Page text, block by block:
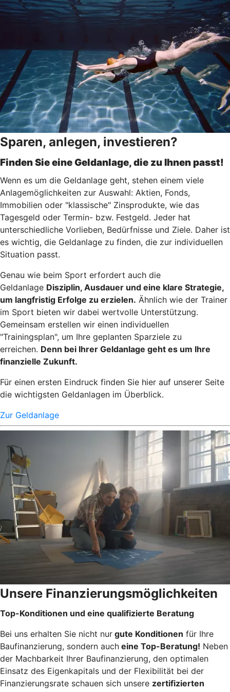
Sparen, anlegen, investieren?
Finden Sie eine Geldanlage, die zu Ihnen passt!
Wenn es um die Geldanlage geht, stehen einem viele
Anlagemöglichkeiten zur Auswahl: Aktien, Fonds,
Immobilien oder "klassische" Zinsprodukte, wie das
Tagesgeld oder Termin- bzw. Festgeld. Jeder hat
unterschiedliche Vorlieben, Bedürfnisse und Ziele. Daher ist
es wichtig, die Geldanlage zu finden, die zur individuellen
Situation passt.
Genau wie beim Sport erfordert auch die
Geldanlage Disziplin, Ausdauer und eine klare Strategie,
um langfristig Erfolge zu erzielen. Ähnlich wie der Trainer
im Sport bieten wir dabei wertvolle Unterstützung.
Gemeinsam erstellen wir einen individuellen
"Trainingsplan", um Ihre geplanten Sparziele zu
erreichen. Denn bei Ihrer Geldanlage geht es um Ihre
finanzielle Zukunft.
Für einen ersten Eindruck finden Sie hier auf unserer Seite
die wichtigsten Geldanlagen im Überblick.
Zur Geldanlage
Unsere Finanzierungsmöglichkeiten
Top-Konditionen und eine qualifizierte Beratung
Bei uns erhalten Sie nicht nur gute Konditionen für Ihre
Baufinanzierung, sondern auch eine Top-Beratung! Neben
der Machbarkeit Ihrer Baufinanzierung, den optimalen
Einsatz des Eigenkapitals und der Flexibilität bei der
Finanzierungsrate schauen sich unsere zertifizierten